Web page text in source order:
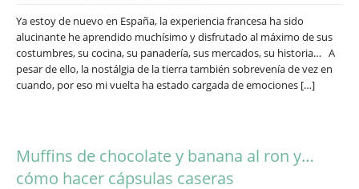
Ya estoy de nuevo en España, la experiencia francesa ha sido
alucinante he aprendido muchísimo y disfrutado al máximo de sus
costumbres, su cocina, su panadería, sus mercados, su historia… A
pesar de ello, la nostálgia de la tierra también sobrevenía de vez en
cuando, por eso mi vuelta ha estado cargada de emociones […]
Muffins de chocolate y banana al ron y…
cómo hacer cápsulas caseras